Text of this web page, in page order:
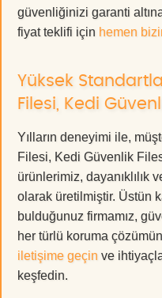
güvenliğinizi garanti
fiyat teklifi için hemen
Yüksek
Filesi, Kedi
Yılların deneyimi ile,
Filesi, Kedi Güvenlik
ürünlerimiz, dayanıklılık
olarak üretilmiştir. Üstün
bulduğunuz firmamız,
her türlü koruma
iletişime geçin ve
keşfedin.